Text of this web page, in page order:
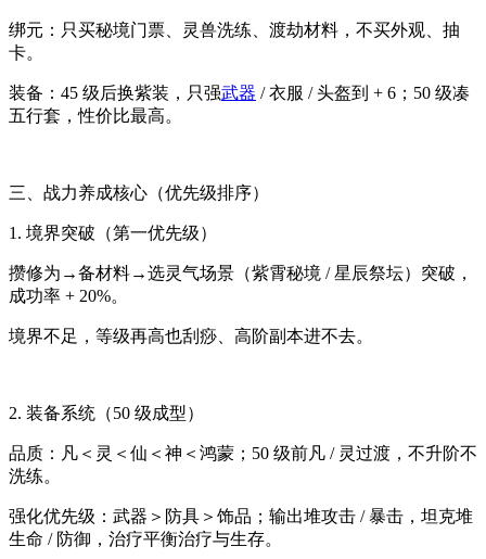
绑元：只买秘境门票、灵兽洗练、渡劫材料，不买外观、抽
卡。
装备：45 级后换紫装，只强武器 / 衣服 / 头盔到 + 6；50 级凑
五行套，性价比最高。
三、战力养成核心（优先级排序）
1. 境界突破（第一优先级）
攒修为→备材料→选灵气场景（紫霄秘境 / 星辰祭坛）突破，
成功率 + 20%。
境界不足，等级再高也刮痧、高阶副本进不去。
2. 装备系统（50 级成型）
品质：凡＜灵＜仙＜神＜鸿蒙；50 级前凡 / 灵过渡，不升阶不
洗练。
强化优先级：武器＞防具＞饰品；输出堆攻击 / 暴击，坦克堆
生命 / 防御，治疗平衡治疗与生存。